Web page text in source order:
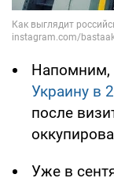
Напомним,
Украину в
после
Уже в